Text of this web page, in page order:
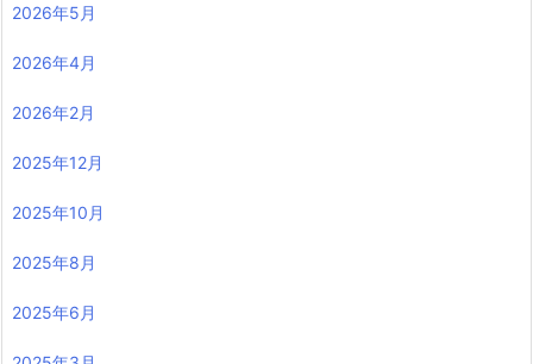
2026年5月
2026年4月
2026年2月
2025年12月
2025年10月
2025年8月
2025年6月